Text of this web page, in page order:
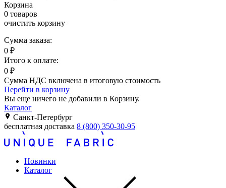
Корзина
0 товаров
очистить корзину
Сумма заказа:
0 ₽
Итого к оплате:
0 ₽
Сумма НДС включена в итоговую стоимость
Перейти в корзину
Вы еще ничего не добавили в Корзину.
Каталог
Санкт-Петербург
бесплатная доставка 8 (800) 350-30-95
Новинки
Каталог